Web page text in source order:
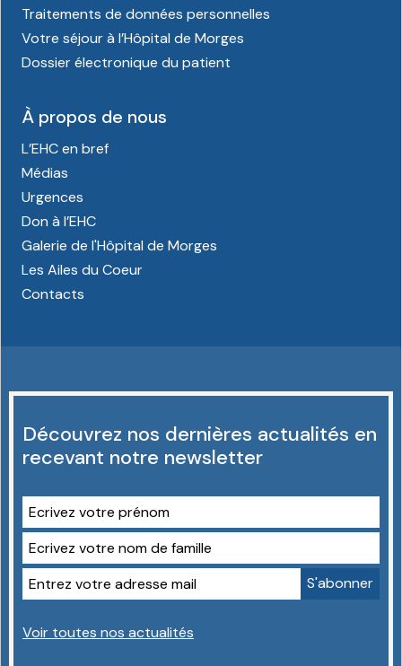
Traitements de données personnelles
Votre séjour à l’Hôpital de Morges
Dossier électronique du patient
À propos de nous
L’EHC en bref
Médias
Urgences
Don à l’EHC
Galerie de l'Hôpital de Morges
Les Ailes du Coeur
Contacts
Découvrez nos dernières actualités en
recevant notre newsletter
Voir toutes nos actualités